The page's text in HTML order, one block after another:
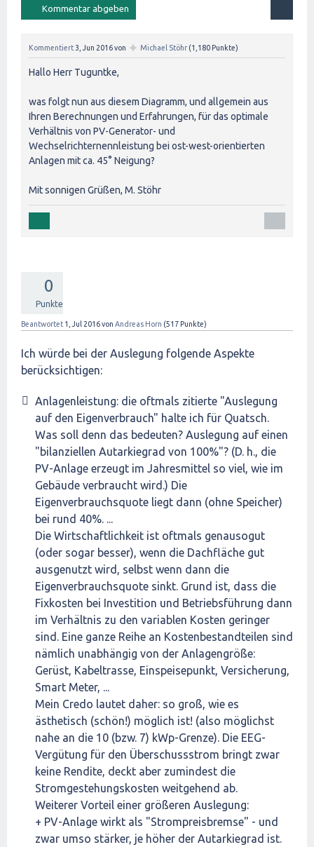
Kommentiert 3, Jun 2016von ✦ Michael Stöhr (1,180 Punkte)
Hallo Herr Tuguntke,
was folgt nun aus diesem Diagramm, und allgemein aus
Ihren Berechnungen und Erfahrungen, für das optimale
Verhältnis von PV-Generator- und
Wechselrichternennleistung bei ost-west-orientierten
Anlagen mit ca. 45° Neigung?
Mit sonnigen Grüßen, M. Stöhr
0
Punkte
Beantwortet 1, Jul 2016von Andreas Horn (517 Punkte)
Ich würde bei der Auslegung folgende Aspekte
berücksichtigen:
Anlagenleistung: die oftmals zitierte "Auslegung
auf den Eigenverbrauch" halte ich für Quatsch.
Was soll denn das bedeuten? Auslegung auf einen
"bilanziellen Autarkiegrad von 100%"? (D. h., die
PV-Anlage erzeugt im Jahresmittel so viel, wie im
Gebäude verbraucht wird.) Die
Eigenverbrauchsquote liegt dann (ohne Speicher)
bei rund 40%. ...
Die Wirtschaftlichkeit ist oftmals genausogut
(oder sogar besser), wenn die Dachfläche gut
ausgenutzt wird, selbst wenn dann die
Eigenverbrauchsquote sinkt. Grund ist, dass die
Fixkosten bei Investition und Betriebsführung dann
im Verhältnis zu den variablen Kosten geringer
sind. Eine ganze Reihe an Kostenbestandteilen sind
nämlich unabhängig von der Anlagengröße:
Gerüst, Kabeltrasse, Einspeisepunkt, Versicherung,
Smart Meter, ...
Mein Credo lautet daher: so groß, wie es
ästhetisch (schön!) möglich ist! (also möglichst
nahe an die 10 (bzw. 7) kWp-Grenze). Die EEG-
Vergütung für den Überschussstrom bringt zwar
keine Rendite, deckt aber zumindest die
Stromgestehungskosten weitgehend ab.
Weiterer Vorteil einer größeren Auslegung:
+ PV-Anlage wirkt als "Strompreisbremse" - und
zwar umso stärker, je höher der Autarkiegrad ist.